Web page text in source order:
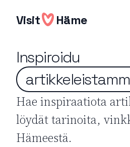
sisältöön
Visit Häme
Inspiroidu
Hae inspiraatiota
löydät tarinoita,
Hämeestä.